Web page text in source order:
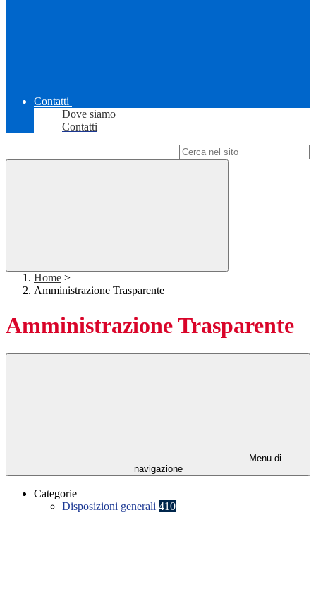
Contatti
Dove siamo
Contatti
Home >
Amministrazione Trasparente
Amministrazione Trasparente
Menu di
navigazione
Categorie
Disposizioni generali 410